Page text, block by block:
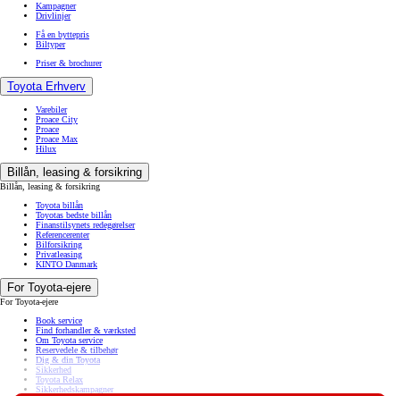
Kampagner
Drivlinjer
Få en byttepris
Biltyper
Priser & brochurer
Toyota Erhverv
Varebiler
Proace City
Proace
Proace Max
Hilux
Billån, leasing & forsikring
Billån, leasing & forsikring
Toyota billån
Toyotas bedste billån
Finanstilsynets redegørelser
Referencerenter
Bilforsikring
Privatleasing
KINTO Danmark
For Toyota-ejere
For Toyota-ejere
Book service
Find forhandler & værksted
Om Toyota service
Reservedele & tilbehør
Dig & din Toyota
Sikkerhed
Toyota Relax
Sikkerhedskampagner